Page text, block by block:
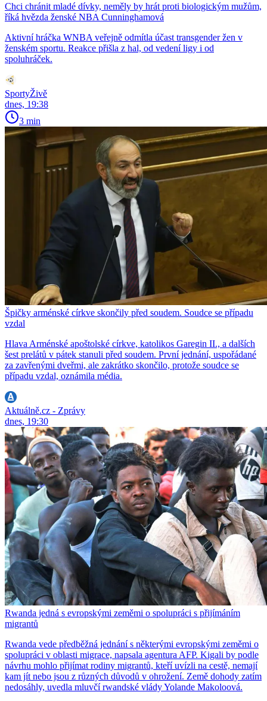
Chci chránit mladé dívky, neměly by hrát proti biologickým mužům,
říká hvězda ženské NBA Cunninghamová
Aktivní hráčka WNBA veřejně odmítla účast transgender žen v
ženském sportu. Reakce přišla z hal, od vedení ligy i od
spoluhráček.
SportyŽivě
dnes, 19:38
3 min
Špičky arménské církve skončily před soudem. Soudce se případu
vzdal
Hlava Arménské apoštolské církve, katolikos Garegin II., a dalších
šest prelátů v pátek stanuli před soudem. První jednání, uspořádané
za zavřenými dveřmi, ale zakrátko skončilo, protože soudce se
případu vzdal, oznámila média.
Aktuálně.cz - Zprávy
dnes, 19:30
Rwanda jedná s evropskými zeměmi o spolupráci s přijímáním
migrantů
Rwanda vede předběžná jednání s některými evropskými zeměmi o
spolupráci v oblasti migrace, napsala agentura AFP. Kigali by podle
návrhu mohlo přijímat rodiny migrantů, kteří uvízli na cestě, nemají
kam jít nebo jsou z různých důvodů v ohrožení. Země dohody zatím
nedosáhly, uvedla mluvčí rwandské vlády Yolande Makoloová.